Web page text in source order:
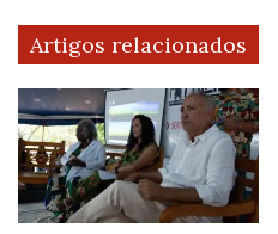
Artigos relacionados